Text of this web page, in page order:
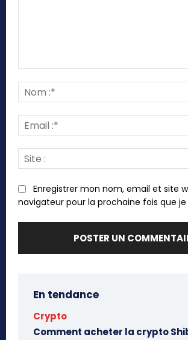
Enregistrer mon nom, email et site
navigateur pour la prochaine fois que
En tendance
Crypto
Comment acheter la crypto